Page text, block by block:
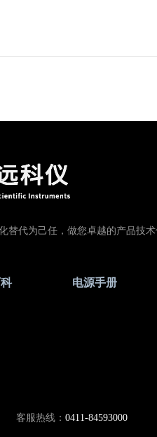
替代为己任，做您卓越的产品技
电源手册
客服热线：0411-84593000